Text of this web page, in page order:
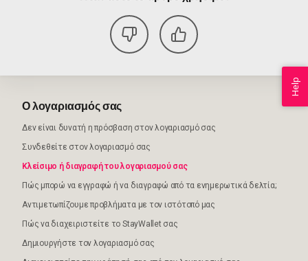
Ο λογαριασμός σας
Δεν είναι δυνατή η πρόσβαση στον λογαριασμό σας
Συνδεθείτε στον λογαριασμό σας
Κλείσιμο ή διαγραφή του λογαριασμού σας
Πώς μπορώ να εγγραφώ ή να διαγραφώ από τα ενημερωτικά δελτία;
Αντιμετωπίζουμε προβλήματα με τον ιστότοπό μας
Πώς να διαχειριστείτε το StayWallet σας
Δημιουργήστε τον λογαριασμό σας
Help